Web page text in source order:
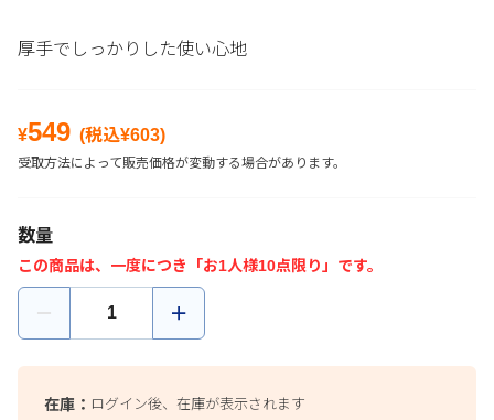
厚手でしっかりした使い心地
¥549 (税込¥603)
受取方法によって販売価格が変動する場合があります。
数量
この商品は、一度につき「お1人様10点限り」です。
在庫： ログイン後、在庫が表示されます